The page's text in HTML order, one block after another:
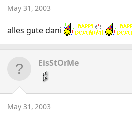
May 31, 2003
alles gute dani
EisStOrMe
May 31, 2003